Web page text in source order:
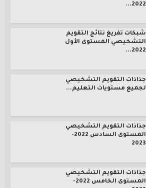
2022...
شبكات تفريغ نتائج التقويم
التشخيصي المستوى الأول
2022...
جذاذات التقويم التشخيصي
لجميع مستويات التعليم...
جذاذات التقويم التشخيصي
المستوى السادس 2022-
2023
جذاذات التقويم التشخيصي
المستوى الخامس 2022-